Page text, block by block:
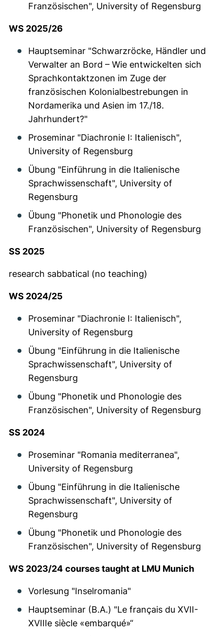
Französischen", University of Regensburg
WS 2025/26
Hauptseminar "Schwarzröcke, Händler und
Verwalter an Bord – Wie entwickelten sich
Sprachkontaktzonen im Zuge der
französischen Kolonialbestrebungen in
Nordamerika und Asien im 17./18.
Jahrhundert?"
Proseminar "Diachronie I: Italienisch",
University of Regensburg
Übung "Einführung in die Italienische
Sprachwissenschaft", University of
Regensburg
Übung "Phonetik und Phonologie des
Französischen", University of Regensburg
SS 2025
research sabbatical (no teaching)
WS 2024/25
Proseminar "Diachronie I: Italienisch",
University of Regensburg
Übung "Einführung in die Italienische
Sprachwissenschaft", University of
Regensburg
Übung "Phonetik und Phonologie des
Französischen", University of Regensburg
SS 2024
Proseminar "Romania mediterranea",
University of Regensburg
Übung "Einführung in die Italienische
Sprachwissenschaft", University of
Regensburg
Übung "Phonetik und Phonologie des
Französischen", University of Regensburg
WS 2023/24 courses taught at LMU Munich
Vorlesung "Inselromania"
Hauptseminar (B.A.) "Le français du XVII-
XVIIIe siècle «embarqué»“